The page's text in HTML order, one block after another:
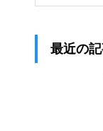
最近の